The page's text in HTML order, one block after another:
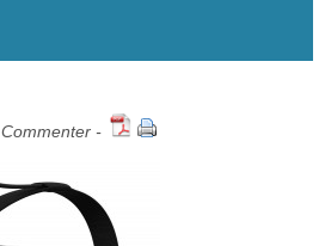
Commenter -